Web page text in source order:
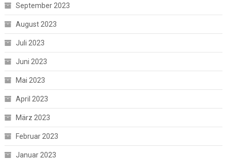
September 2023
August 2023
Juli 2023
Juni 2023
Mai 2023
April 2023
März 2023
Februar 2023
Januar 2023